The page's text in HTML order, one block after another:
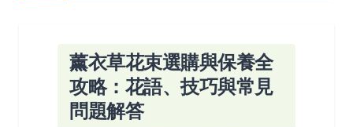
薰衣草花束選購與保養全
攻略：花語、技巧與常見
問題解答